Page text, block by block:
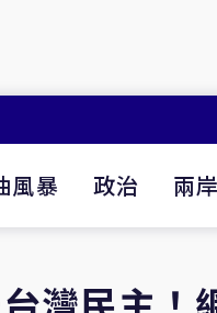
風暴 政治 兩岸